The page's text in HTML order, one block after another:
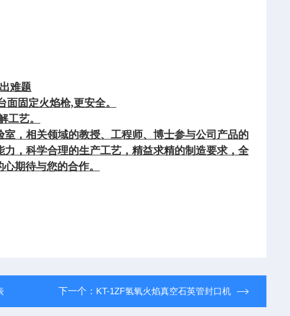
难题
固定火焰枪,更安全。
工艺。
，相关领域的教授、工程师、博士参与公司产品的
，科学合理的生产工艺，精益求精的制造要求，全
期待与您的合作。
下一个： KT-1ZF氢氧火焰真空石英管封口机